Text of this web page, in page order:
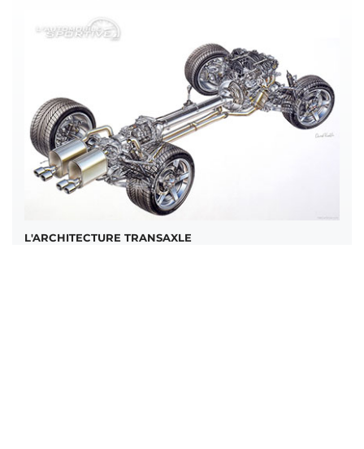
L'ARCHITECTURE TRANSAXLE